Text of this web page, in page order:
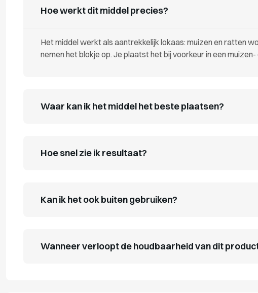
Hoe werkt dit middel precies?
Het middel werkt als aantrekkelijk lokaas: muizen en ratten
nemen het blokje op. Je plaatst het bij voorkeur in een
Waar kan ik het middel het beste plaatsen?
Hoe snel zie ik resultaat?
Kan ik het ook buiten gebruiken?
Wanneer verloopt de houdbaarheid van dit